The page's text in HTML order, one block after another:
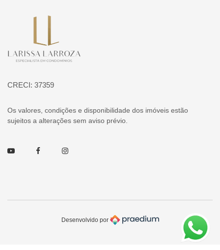
CRECI: 37359
Os valores, condições e disponibilidade dos imóveis estão
sujeitos a alterações sem aviso prévio.
Youtube FacebookInstagram
Desenvolvido por